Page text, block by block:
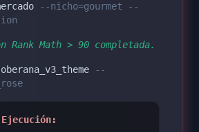
--nicho=gourmet --
Rank Math > 90 completada.
--
Ejecución: